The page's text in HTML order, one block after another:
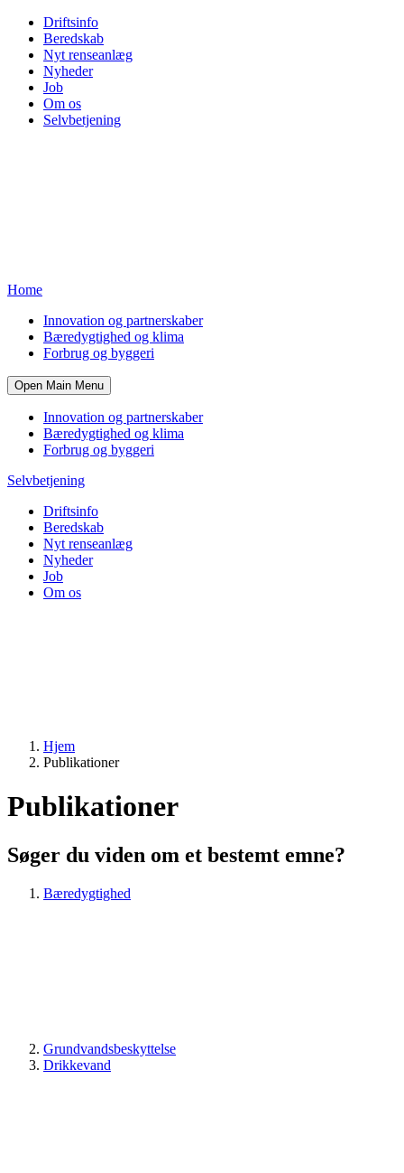
Driftsinfo
Beredskab
Nyt renseanlæg
Nyheder
Job
Om os
Selvbetjening
Home
Innovation og partnerskaber
Bæredygtighed og klima
Forbrug og byggeri
Open Main Menu
Innovation og partnerskaber
Bæredygtighed og klima
Forbrug og byggeri
Selvbetjening
Driftsinfo
Beredskab
Nyt renseanlæg
Nyheder
Job
Om os
Hjem
Publikationer
Publikationer
Søger du viden om et bestemt emne?
Bæredygtighed
Grundvandsbeskyttelse
Drikkevand